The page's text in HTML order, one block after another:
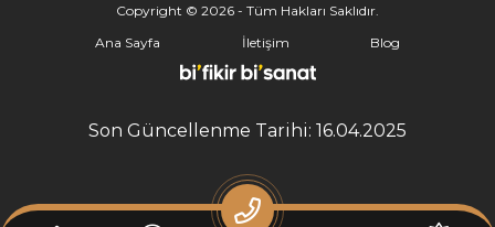
Copyright © 2026 - Tüm Hakları Saklıdır.
Ana Sayfa
İletişim Blog
Son Güncellenme Tarihi: 16.04.2025